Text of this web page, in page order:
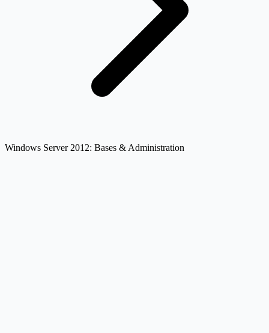
Windows Server 2012: Bases & Administration